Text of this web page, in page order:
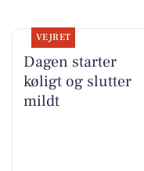
VEJRET
Dagen starter
køligt og slutter
mildt